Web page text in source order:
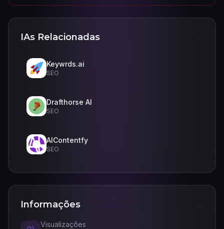
IAs Relacionadas
Keywrds.ai
SEO
Drafthorse AI
SEO
AIContentfy
SEO
Informações
Visualizações